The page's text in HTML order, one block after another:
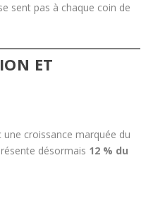
sent pas à chaque coin de
ET
une croissance marquée du
désormais 12 % du